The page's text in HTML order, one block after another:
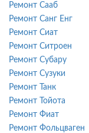
Ремонт Сааб
Ремонт Санг Енг
Ремонт Сиат
Ремонт Ситроен
Ремонт Субару
Ремонт Сузуки
Ремонт Танк
Ремонт Тойота
Ремонт Фиат
Ремонт Фольцваген